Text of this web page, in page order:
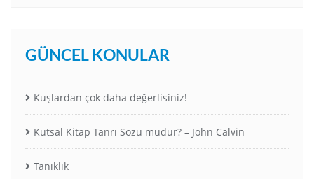
GÜNCEL KONULAR
Kuşlardan çok daha değerlisiniz!
Kutsal Kitap Tanrı Sözü müdür? – John Calvin
Tanıklık